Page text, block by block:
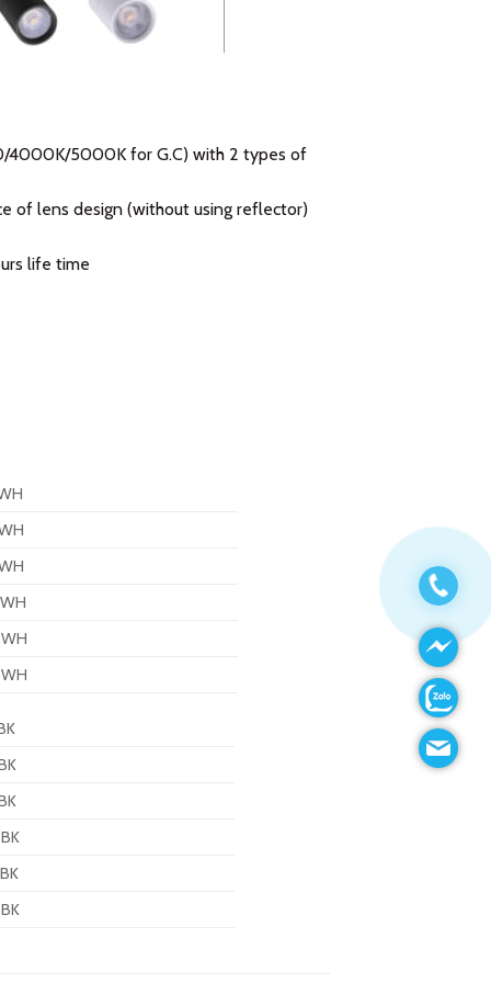
4000K/5000K for G.C) with 2 types of
of lens design (without using reflector)
life time